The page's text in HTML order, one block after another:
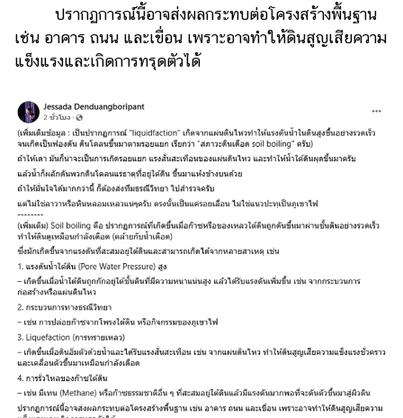
ปรากฏการณ์นี้อาจส่งผลกระทบต่อโครงสร้างพื้นฐาน
เช่น อาคาร ถนน และเขื่อน เพราะอาจทำให้ดินสูญเสียความ
แข็งแรงและเกิดการทรุดตัวได้